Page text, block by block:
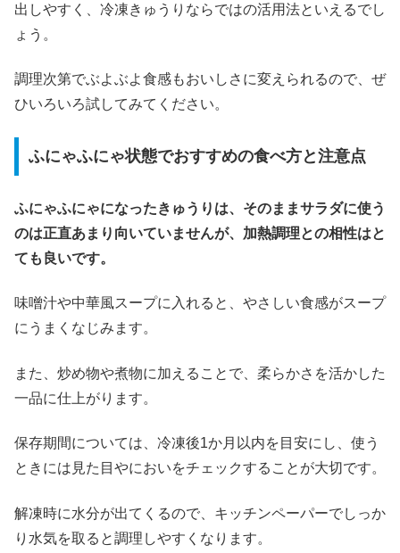
出しやすく、冷凍きゅうりならではの活用法といえるでし
ょう。
調理次第でぶよぶよ食感もおいしさに変えられるので、ぜ
ひいろいろ試してみてください。
ふにゃふにゃ状態でおすすめの食べ方と注意点
ふにゃふにゃになったきゅうりは、そのままサラダに使う
のは正直あまり向いていませんが、加熱調理との相性はと
ても良いです。
味噌汁や中華風スープに入れると、やさしい食感がスープ
にうまくなじみます。
また、炒め物や煮物に加えることで、柔らかさを活かした
一品に仕上がります。
保存期間については、冷凍後1か月以内を目安にし、使う
ときには見た目やにおいをチェックすることが大切です。
解凍時に水分が出てくるので、キッチンペーパーでしっか
り水気を取ると調理しやすくなります。